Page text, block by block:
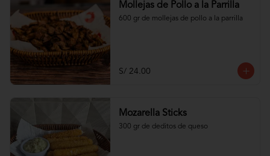
Mollejas de Pollo a la Parrilla
600 gr de mollejas de pollo a la parrilla
S/ 24.00
Mozarella Sticks
300 gr de deditos de queso